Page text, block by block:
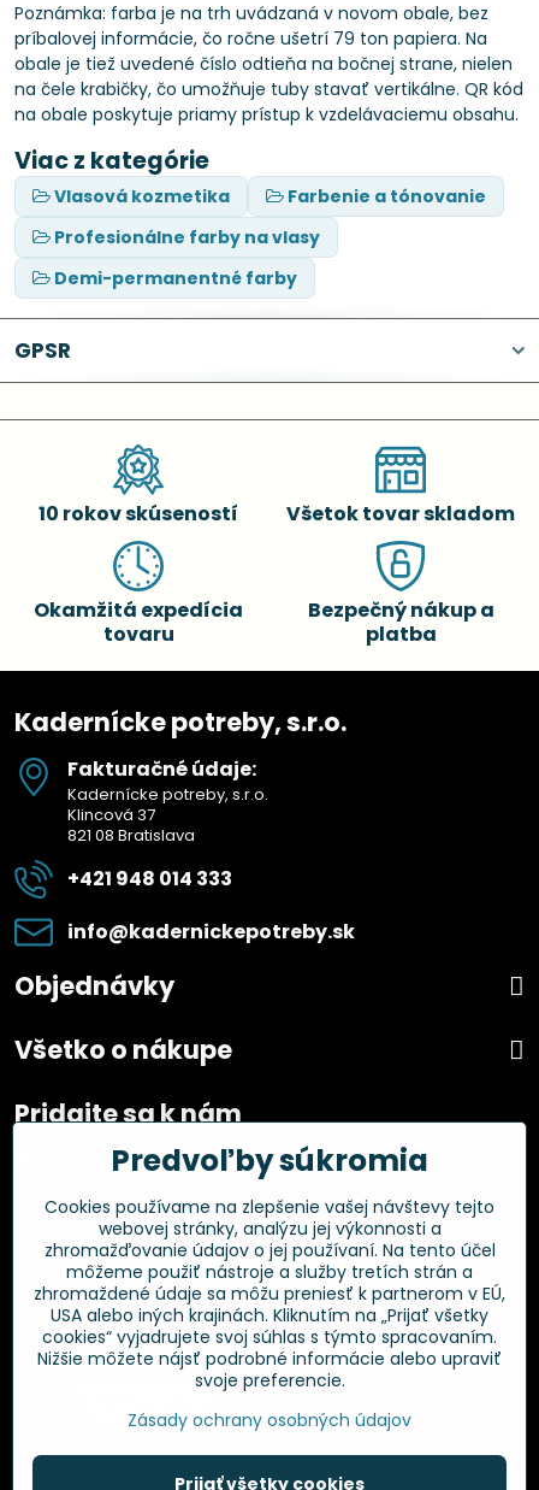
Poznámka: farba je na trh uvádzaná v novom obale, bez
príbalovej informácie, čo ročne ušetrí 79 ton papiera. Na
obale je tiež uvedené číslo odtieňa na bočnej strane, nielen
na čele krabičky, čo umožňuje tuby stavať vertikálne. QR kód
na obale poskytuje priamy prístup k vzdelávaciemu obsahu.
Viac z kategórie
Vlasová kozmetika
Farbenie a tónovanie
Profesionálne farby na vlasy
Demi-permanentné farby
GPSR
10 rokov skúseností Všetok tovar skladom
Okamžitá expedícia
tovaru
Bezpečný nákup a
platba
Kadernícke potreby, s.r.o.
Fakturačné údaje:
Kadernícke potreby, s.r.o.
Klincová 37
821 08 Bratislava
+421 948 014 333
info​@kadernickepotreby​.sk
Objednávky
Všetko o nákupe
Pridajte sa k nám
Facebook
Overené zákazníkmi
Predvoľby súkromia
Cookies používame na zlepšenie vašej návštevy tejto
webovej stránky, analýzu jej výkonnosti a
zhromažďovanie údajov o jej používaní. Na tento účel
môžeme použiť nástroje a služby tretích strán a
zhromaždené údaje sa môžu preniesť k partnerom v EÚ,
USA alebo iných krajinách. Kliknutím na „Prijať všetky
cookies“ vyjadrujete svoj súhlas s týmto spracovaním.
Nižšie môžete nájsť podrobné informácie alebo upraviť
svoje preferencie.
Zásady ochrany osobných údajov
Prijať všetky cookies